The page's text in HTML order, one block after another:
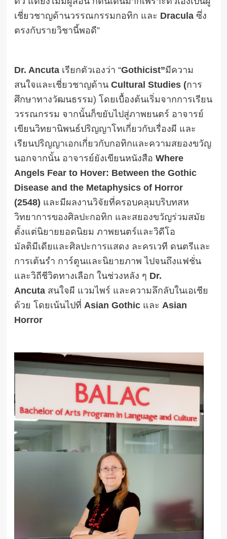
เชี่ยวชาญด้านวรรณกรรมกอทิก และ Dracula ซึ่ง
ตรงกับรายวิชานี้พอดี”
Dr. Ancuta เรียกตัวเองว่า “Gothicist”มีความ
สนใจและเชี่ยวชาญด้าน Cultural Studies (การ
ศึกษาทางวัฒนธรรม) โดยเบื้องต้นเริ่มจากการเรียน
วรรณกรรม จากนั้นก็ขยับไปสู่ภาพยนตร์ อาจารย์
เขียนวิทยานิพนธ์ปริญญาโทเกี่ยวกับเรื่องผี และ
เรียนปริญญาเอกเกี่ยวกับกอทิกและความสยองขวัญ
นอกจากนั้น อาจารย์ยังเขียนหนังสือ Where
Angels Fear to Hover: Between the Gothic
Disease and the Metaphysics of Horror
(2548) และมีผลงานวิจัยที่ครอบคลุมบริบทสห
วิทยาการของศิลปะกอทิก และสยองขวัญร่วมสมัย
ตั้งแต่นิยายยอดนิยม ภาพยนตร์และวิดีโอ
มัลติมีเดียและศิลปะการแสดง ละครเวที ดนตรีและ
การเต้นรำ การ์ตูนและนิยายภาพ ไปจนถึงแฟชั่น
และวิถีชีวิตทางเลือก ในช่วงหลัง ๆ Dr.
Ancuta สนใจผี แวมไพร์ และความลึกลับในเอเชีย
ด้วย โดยเน้นไปที่ Asian Gothic และ Asian
Horror